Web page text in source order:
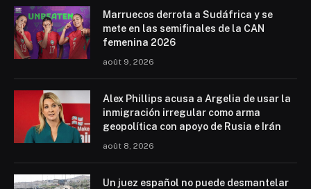
Marruecos derrota a Sudáfrica y se
mete en las semifinales de la CAN
femenina 2026
août 9, 2026
Alex Phillips acusa a Argelia de usar la
inmigración irregular como arma
geopolítica con apoyo de Rusia e Irán
août 8, 2026
Un juez español no puede desmantelar